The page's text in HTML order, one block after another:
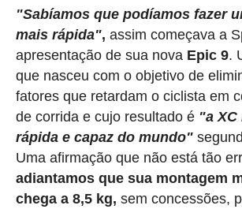
"Sabíamos que podíamos fazer
mais rápida", assim começava a
apresentação de sua nova Epic 9.
que nasceu com o objetivo de
fatores que retardam o ciclista em
de corrida e cujo resultado é "a XC
rápida e capaz do mundo"
Uma afirmação que não está tão
adiantamos que sua montagem
chega a 8,5 kg, sem concessões,